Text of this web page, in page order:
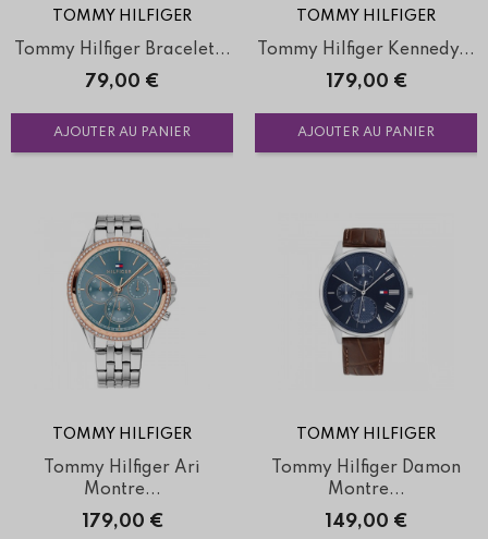
TOMMY HILFIGER
Tommy Hilfiger Bracelet...
Prix
79,00 €
AJOUTER AU PANIER
TOMMY HILFIGER
Tommy Hilfiger Kennedy...
Prix
179,00 €
AJOUTER AU PANIER
TOMMY HILFIGER
Tommy Hilfiger Ari
Montre...
Prix
179,00 €
TOMMY HILFIGER
Tommy Hilfiger Damon
Montre...
Prix
149,00 €